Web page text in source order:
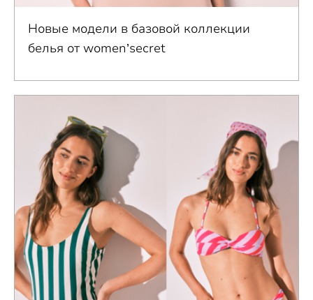
Новые модели в базовой коллекции
белья от women’secret